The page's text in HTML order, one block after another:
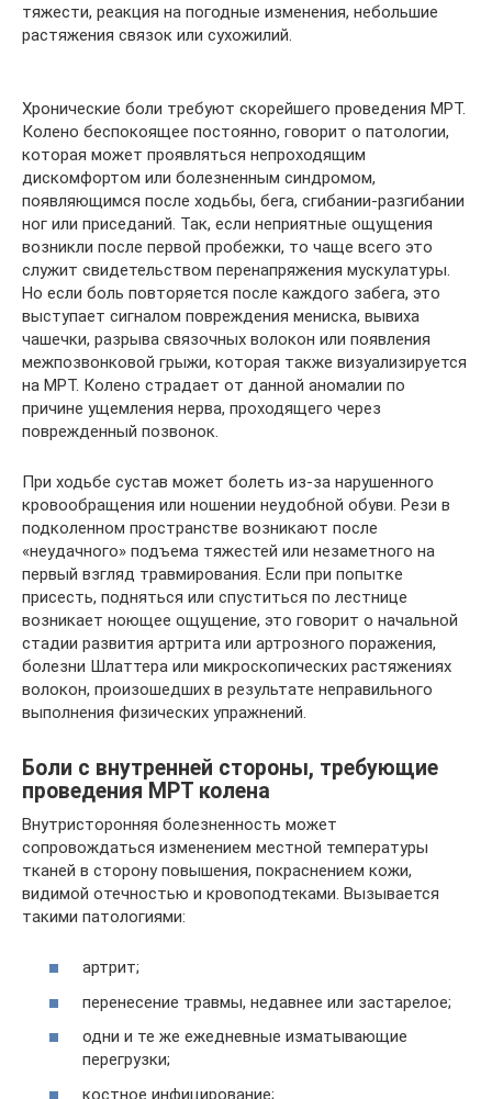
тяжести, реакция на погодные изменения, небольшие
растяжения связок или сухожилий.
Хронические боли требуют скорейшего проведения МРТ.
Колено беспокоящее постоянно, говорит о патологии,
которая может проявляться непроходящим
дискомфортом или болезненным синдромом,
появляющимся после ходьбы, бега, сгибании-разгибании
ног или приседаний. Так, если неприятные ощущения
возникли после первой пробежки, то чаще всего это
служит свидетельством перенапряжения мускулатуры.
Но если боль повторяется после каждого забега, это
выступает сигналом повреждения мениска, вывиха
чашечки, разрыва связочных волокон или появления
межпозвонковой грыжи, которая также визуализируется
на МРТ. Колено страдает от данной аномалии по
причине ущемления нерва, проходящего через
поврежденный позвонок.
При ходьбе сустав может болеть из-за нарушенного
кровообращения или ношении неудобной обуви. Рези в
подколенном пространстве возникают после
«неудачного» подъема тяжестей или незаметного на
первый взгляд травмирования. Если при попытке
присесть, подняться или спуститься по лестнице
возникает ноющее ощущение, это говорит о начальной
стадии развития артрита или артрозного поражения,
болезни Шлаттера или микроскопических растяжениях
волокон, произошедших в результате неправильного
выполнения физических упражнений.
Боли с внутренней стороны, требующие
проведения МРТ колена
Внутристоронняя болезненность может
сопровождаться изменением местной температуры
тканей в сторону повышения, покраснением кожи,
видимой отечностью и кровоподтеками. Вызывается
такими патологиями:
артрит;
перенесение травмы, недавнее или застарелое;
одни и те же ежедневные изматывающие
перегрузки;
костное инфицирование;